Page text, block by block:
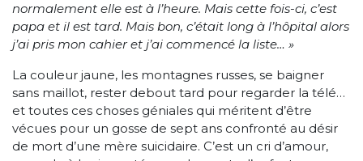
normalement elle est à l’heure. Mais cette fois-ci, c’est
papa et il est tard. Mais bon, c’était long à l’hôpital alors
j’ai pris mon cahier et j’ai commencé la liste… »
La couleur jaune, les montagnes russes, se baigner
sans maillot, rester debout tard pour regarder la télé…
et toutes ces choses géniales qui méritent d’être
vécues pour un gosse de sept ans confronté au désir
de mort d’une mère suicidaire. C’est un cri d’amour,